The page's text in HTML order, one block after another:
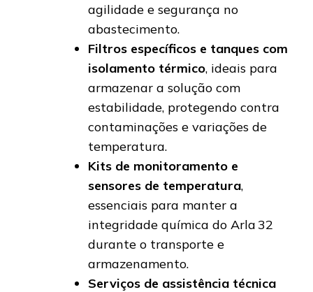
agilidade e segurança no
abastecimento.
Filtros específicos e tanques com
isolamento térmico, ideais para
armazenar a solução com
estabilidade, protegendo contra
contaminações e variações de
temperatura.
Kits de monitoramento e
sensores de temperatura,
essenciais para manter a
integridade química do Arla 32
durante o transporte e
armazenamento.
Serviços de assistência técnica